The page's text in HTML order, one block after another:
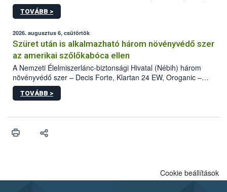
kőrisrontó karcsúdíszbogár (Agrilus planipennis) jelenlétét. A
kártevőt nem csak színcsapdában találták meg, de már fertőzött
az intenzív felderítést, emellett az intézkedéseket a szlovák
hatósággal is összehangolják a terjedés megállítása érdekében.
TOVÁBB >
2026. augusztus 6, csütörtök
Szüret után is alkalmazható három növényvédő szer
az amerikai szőlőkabóca ellen
A Nemzeti Élelmiszerlánc-biztonsági Hivatal (Nébih) három
növényvédő szer – Decis Forte, Klartan 24 EW, Oroganic –
engedélyokiratát módosította, így azok a szüretet követően,
egészen a vesszőérettség (BBCH 91) stádiumáig
érésű szőlőkben is legyen lehetőség a károsító elleni további
felhasználók számára is elérhető és ökológiai termesztésben is
TOVÁBB >
Cookie beállítások